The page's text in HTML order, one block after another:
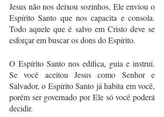
Jesus não nos deixou sozinhos, Ele enviou o
Espírito Santo que nos capacita e consola.
Todo aquele que é salvo em Cristo deve se
esforçar em buscar os dons do Espírito.
O Espírito Santo nos edifica, guia e instrui.
Se você aceitou Jesus como Senhor e
Salvador, o Espírito Santo já habita em você,
porém ser governado por Ele só você poderá
decidir.